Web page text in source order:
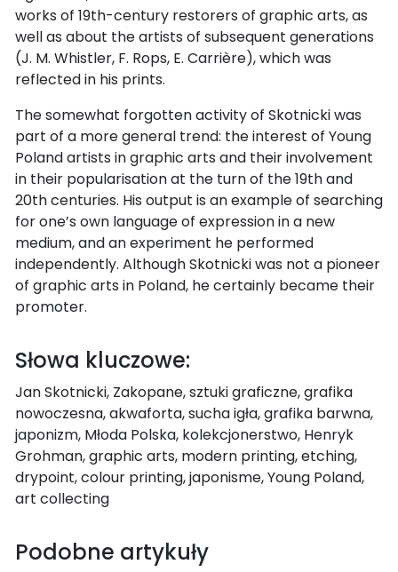
works of 19th-century restorers of graphic arts, as
well as about the artists of subsequent generations
(J. M. Whistler, F. Rops, E. Carrière), which was
reflected in his prints.
The somewhat forgotten activity of Skotnicki was
part of a more general trend: the interest of Young
Poland artists in graphic arts and their involvement
in their popularisation at the turn of the 19th and
20th centuries. His output is an example of searching
for one’s own language of expression in a new
medium, and an experiment he performed
independently. Although Skotnicki was not a pioneer
of graphic arts in Poland, he certainly became their
promoter.
Słowa kluczowe:
Jan Skotnicki, Zakopane, sztuki graficzne, grafika
nowoczesna, akwaforta, sucha igła, grafika barwna,
japonizm, Młoda Polska, kolekcjonerstwo, Henryk
Grohman, graphic arts, modern printing, etching,
drypoint, colour printing, japonisme, Young Poland,
art collecting
Podobne artykuły